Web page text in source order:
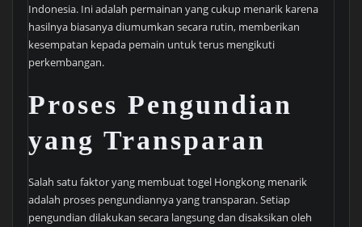
Indonesia. Ini adalah permainan yang cukup menarik karena
hasilnya biasanya diumumkan secara rutin, memberikan
kesempatan kepada pemain untuk terus mengikuti
perkembangan.
Proses Pengundian
yang Transparan
Salah satu faktor yang membuat togel Hongkong menarik
adalah proses pengundiannya yang transparan. Setiap
pengundian dilakukan secara langsung dan disaksikan oleh